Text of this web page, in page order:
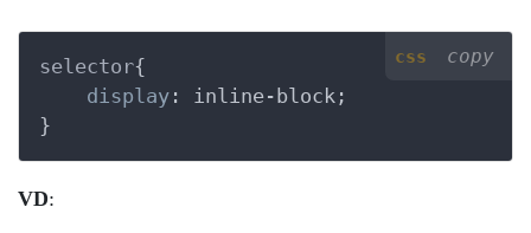
css copy
selector{
display: inline-block
}
VD: